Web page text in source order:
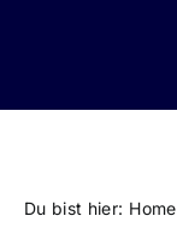
Du bist hier: Home